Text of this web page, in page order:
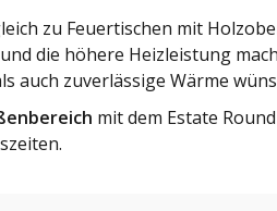
zu Feuertischen mit
die höhere Heizleistung
auch zuverlässige Wärme
mit dem Estate